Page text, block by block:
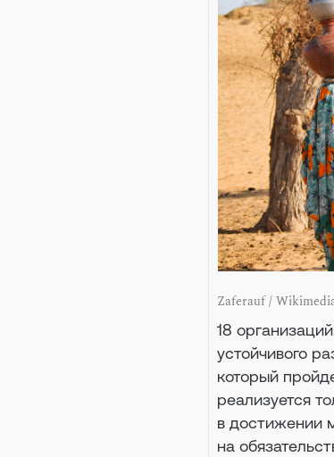
Zaferauf /
18
устойчивого
который
реализуется
в достижении
на